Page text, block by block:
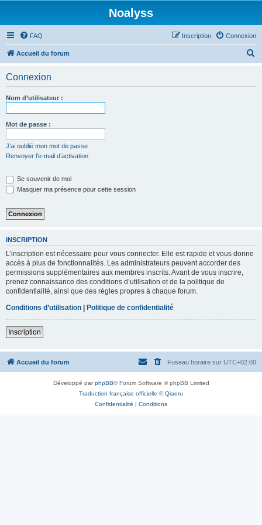
Noalyss
FAQ Connexion
Inscription
Accueil du forum
Connexion
Nom d’utilisateur :
Mot de passe :
J’ai oublié mon mot de passe
Renvoyer l’e-mail d’activation
Se souvenir de moi
Masquer ma présence pour cette session
INSCRIPTION
L’inscription est nécessaire pour vous connecter. Elle est rapide et vous donne
accès à plus de fonctionnalités. Les administrateurs peuvent accorder des
permissions supplémentaires aux membres inscrits. Avant de vous inscrire,
prenez connaissance des conditions d’utilisation et de la politique de
confidentialité, ainsi que des règles propres à chaque forum.
Conditions d’utilisation | Politique de confidentialité
Inscription
Accueil du forum Fuseau horaire sur UTC+02:00
Développé parphpBB® Forum Software © phpBB Limited
Traduction française officielle ©Qiaeru
Confidentialité | Conditions